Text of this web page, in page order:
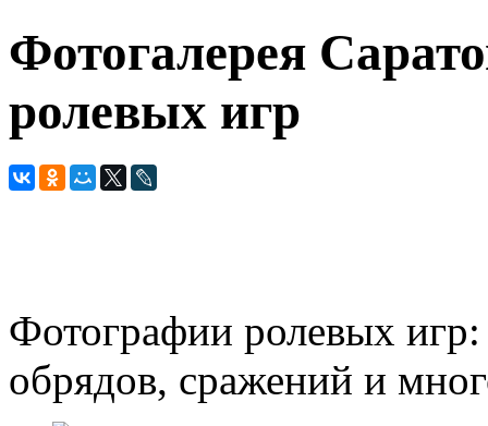
Фотогалерея
ролевых игр
Фотографии ролевых
обрядов, сражений и